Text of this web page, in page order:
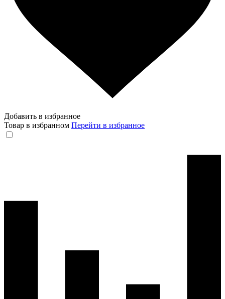
Добавить в избранное
Товар в избранном Перейти в избранное